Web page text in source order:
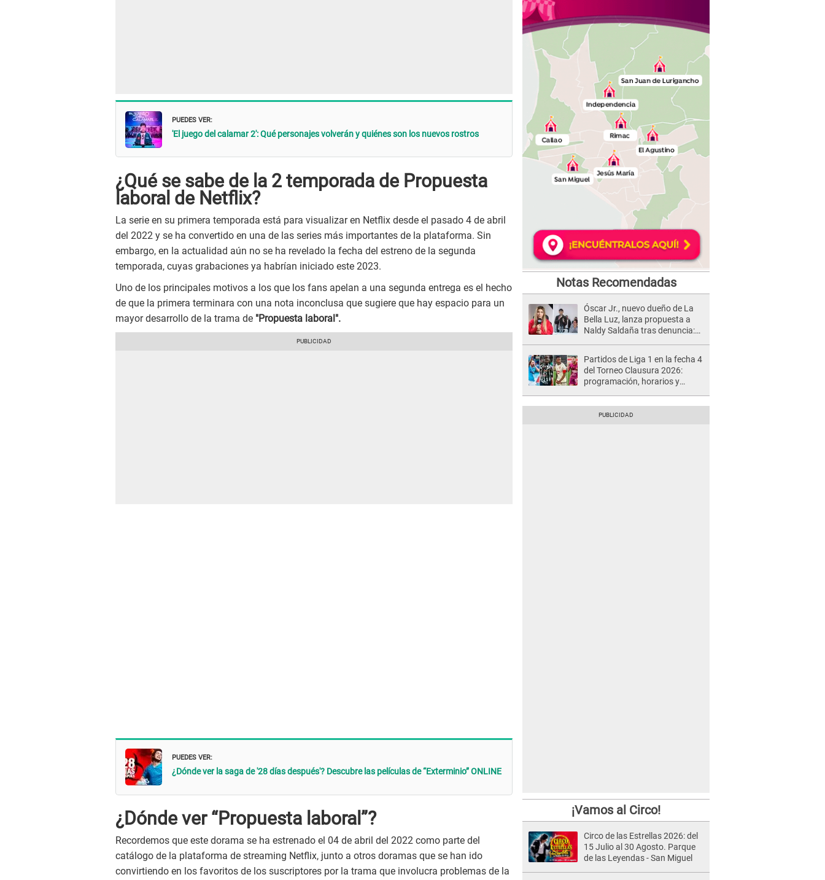
PUEDES VER:
'El juego del calamar 2': Qué personajes volverán y quiénes son los nuevos rostros
¿Qué se sabe de la 2 temporada de Propuesta
laboral de Netflix?
La serie en su primera temporada está para visualizar en Netflix desde el pasado 4 de abril
del 2022 y se ha convertido en una de las series más importantes de la plataforma. Sin
embargo, en la actualidad aún no se ha revelado la fecha del estreno de la segunda
temporada, cuyas grabaciones ya habrían iniciado este 2023.
Uno de los principales motivos a los que los fans apelan a una segunda entrega es el hecho
de que la primera terminara con una nota inconclusa que sugiere que hay espacio para un
mayor desarrollo de la trama de "Propuesta laboral".
PUEDES VER:
¿Dónde ver la saga de '28 días después'? Descubre las películas de “Exterminio” ONLINE
¿Dónde ver “Propuesta laboral”?
Recordemos que este dorama se ha estrenado el 04 de abril del 2022 como parte del
catálogo de la plataforma de streaming Netflix, junto a otros doramas que se han ido
convirtiendo en los favoritos de los suscriptores por la trama que involucra problemas de la
Notas Recomendadas
Óscar Jr., nuevo dueño de La
Bella Luz, lanza propuesta a
Naldy Saldaña tras denuncia:
Partidos de Liga 1 en la fecha 4
del Torneo Clausura 2026:
programación, horarios y
¡Vamos al Circo!
Circo de las Estrellas 2026: del
15 Julio al 30 Agosto. Parque
de las Leyendas - San Miguel